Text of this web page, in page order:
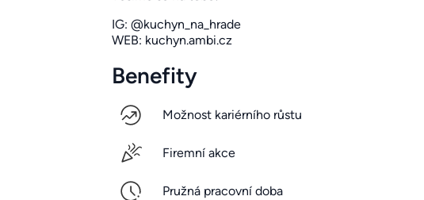
IG: @kuchyn_na_hrade
WEB: kuchyn.ambi.cz
Benefity
Možnost kariérního růstu
Firemní akce
Pružná pracovní doba